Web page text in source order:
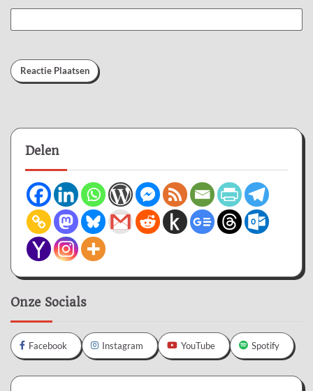
Delen
Onze Socials
Facebook Instagram YouTube Spotify